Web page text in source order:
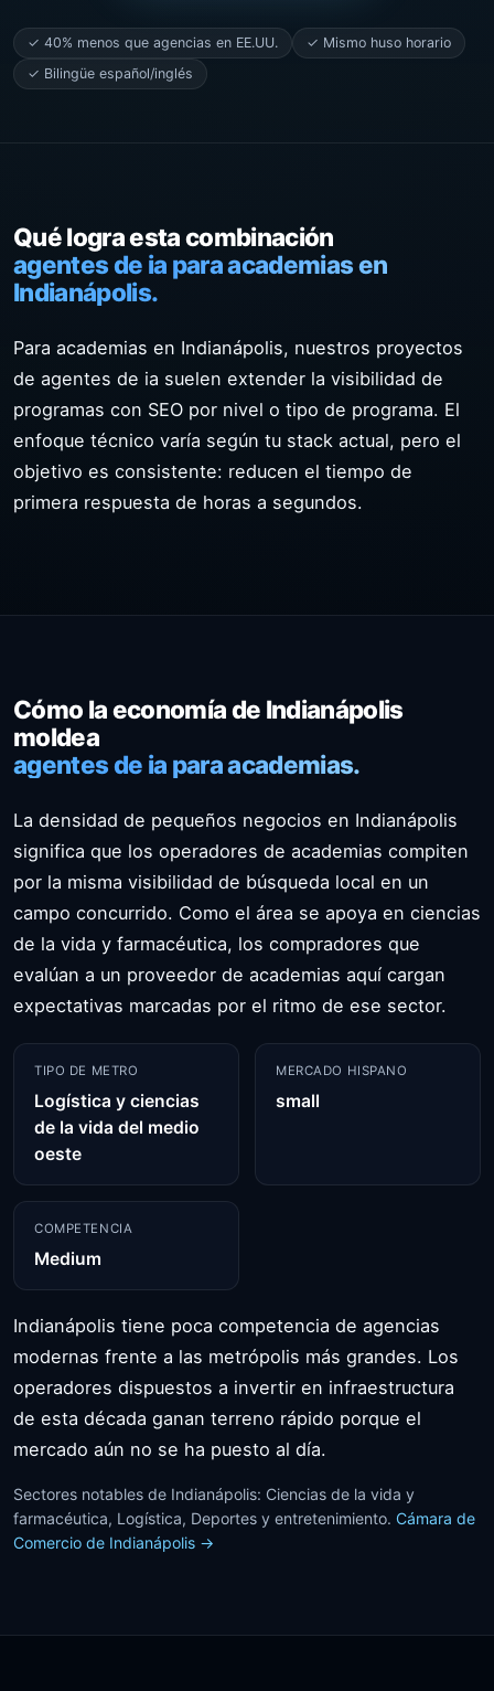
✓ 40% menos que agencias en EE.UU.
✓ Mismo huso horario
✓ Bilingüe español/inglés
Qué logra esta combinación
agentes de ia para academias en
Indianápolis.
Para academias en Indianápolis, nuestros proyectos
de agentes de ia suelen extender la visibilidad de
programas con SEO por nivel o tipo de programa. El
enfoque técnico varía según tu stack actual, pero el
objetivo es consistente: reducen el tiempo de
primera respuesta de horas a segundos.
Cómo la economía de Indianápolis
moldea
agentes de ia para academias.
La densidad de pequeños negocios en Indianápolis
significa que los operadores de academias compiten
por la misma visibilidad de búsqueda local en un
campo concurrido. Como el área se apoya en ciencias
de la vida y farmacéutica, los compradores que
evalúan a un proveedor de academias aquí cargan
expectativas marcadas por el ritmo de ese sector.
TIPO DE METRO
Logística y ciencias
de la vida del medio
oeste
MERCADO HISPANO
small
COMPETENCIA
Medium
Indianápolis tiene poca competencia de agencias
modernas frente a las metrópolis más grandes. Los
operadores dispuestos a invertir en infraestructura
de esta década ganan terreno rápido porque el
mercado aún no se ha puesto al día.
Sectores notables de Indianápolis: Ciencias de la vida y
farmacéutica, Logística, Deportes y entretenimiento. Cámara de
Comercio de Indianápolis →